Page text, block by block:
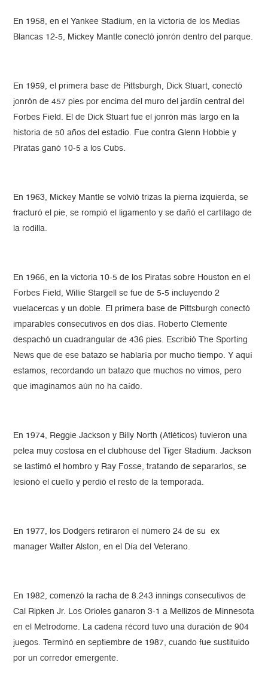
En 1958, en el Yankee Stadium, en la victoria de los Medias
Blancas 12-5, Mickey Mantle conectó jonrón dentro del parque.
En 1959, el primera base de Pittsburgh, Dick Stuart, conectó
jonrón de 457 pies por encima del muro del jardín central del
Forbes Field. El de Dick Stuart fue el jonrón más largo en la
historia de 50 años del estadio. Fue contra Glenn Hobbie y
Piratas ganó 10-5 a los Cubs.
En 1963, Mickey Mantle se volvió trizas la pierna izquierda, se
fracturó el pie, se rompió el ligamento y se dañó el cartílago de
la rodilla.
En 1966, en la victoria 10-5 de los Piratas sobre Houston en el
Forbes Field, Willie Stargell se fue de 5-5 incluyendo 2
vuelacercas y un doble. El primera base de Pittsburgh conectó
imparables consecutivos en dos días. Roberto Clemente
despachó un cuadrangular de 436 pies. Escribió The Sporting
News que de ese batazo se hablaría por mucho tiempo. Y aquí
estamos, recordando un batazo que muchos no vimos, pero
que imaginamos aún no ha caído.
En 1974, Reggie Jackson y Billy North (Atléticos) tuvieron una
pelea muy costosa en el clubhouse del Tiger Stadium. Jackson
se lastimó el hombro y Ray Fosse, tratando de separarlos, se
lesionó el cuello y perdió el resto de la temporada.
En 1977, los Dodgers retiraron el número 24 de su ex
manager Walter Alston, en el Día del Veterano.
En 1982, comenzó la racha de 8.243 innings consecutivos de
Cal Ripken Jr. Los Orioles ganaron 3-1 a Mellizos de Minnesota
en el Metrodome. La cadena récord tuvo una duración de 904
juegos. Terminó en septiembre de 1987, cuando fue sustituido
por un corredor emergente.